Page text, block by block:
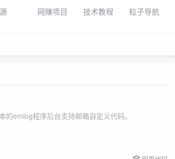
网赚项目 技术教程 粒子导航
emlog程序后台支持邮箱自定义代码。